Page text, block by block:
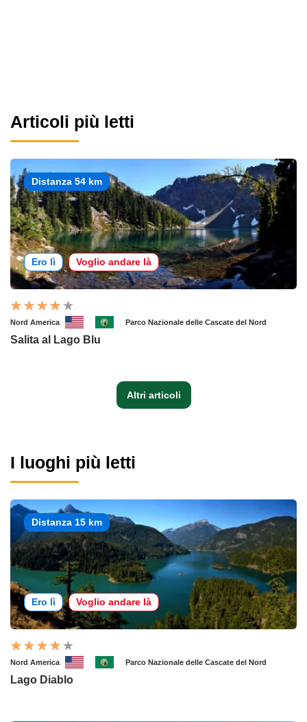
Articoli più letti
Distanza 54 km
Ero lì Voglio andare là
Nord America Parco Nazionale delle Cascate del Nord
Salita al Lago Blu
Altri articoli
I luoghi più letti
Distanza 15 km
Ero lì Voglio andare là
Nord America Parco Nazionale delle Cascate del Nord
Lago Diablo